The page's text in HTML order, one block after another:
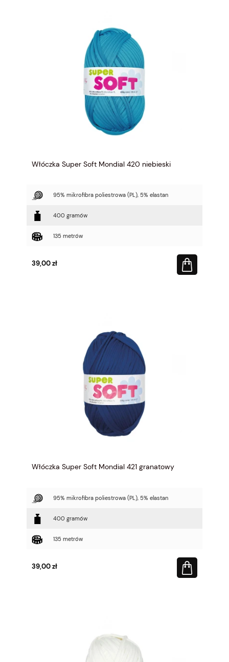
Włóczka Super Soft Mondial 420 niebieski
95% mikrofibra poliestrowa (PL), 5% elastan
400 gramów
135 metrów
39,00 zł
Włóczka Super Soft Mondial 421 granatowy
95% mikrofibra poliestrowa (PL), 5% elastan
400 gramów
135 metrów
39,00 zł